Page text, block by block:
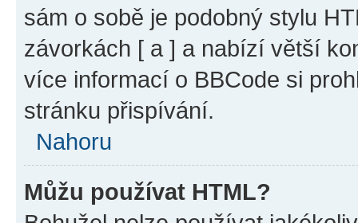
sám o sobě je podobný stylu
závorkách [ a ] a nabízí větší
více informací o BBCode si
stránku přispívání.
Nahoru
Můžu používat HTML?